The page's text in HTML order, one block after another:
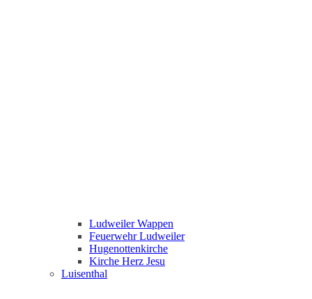
Ludweiler Wappen
Feuerwehr Ludweiler
Hugenottenkirche
Kirche Herz Jesu
Luisenthal